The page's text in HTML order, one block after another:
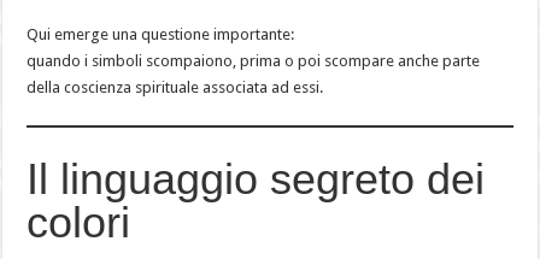
Qui emerge una questione importante:
quando i simboli scompaiono, prima o poi scompare anche parte
della coscienza spirituale associata ad essi.
Il linguaggio segreto dei
colori